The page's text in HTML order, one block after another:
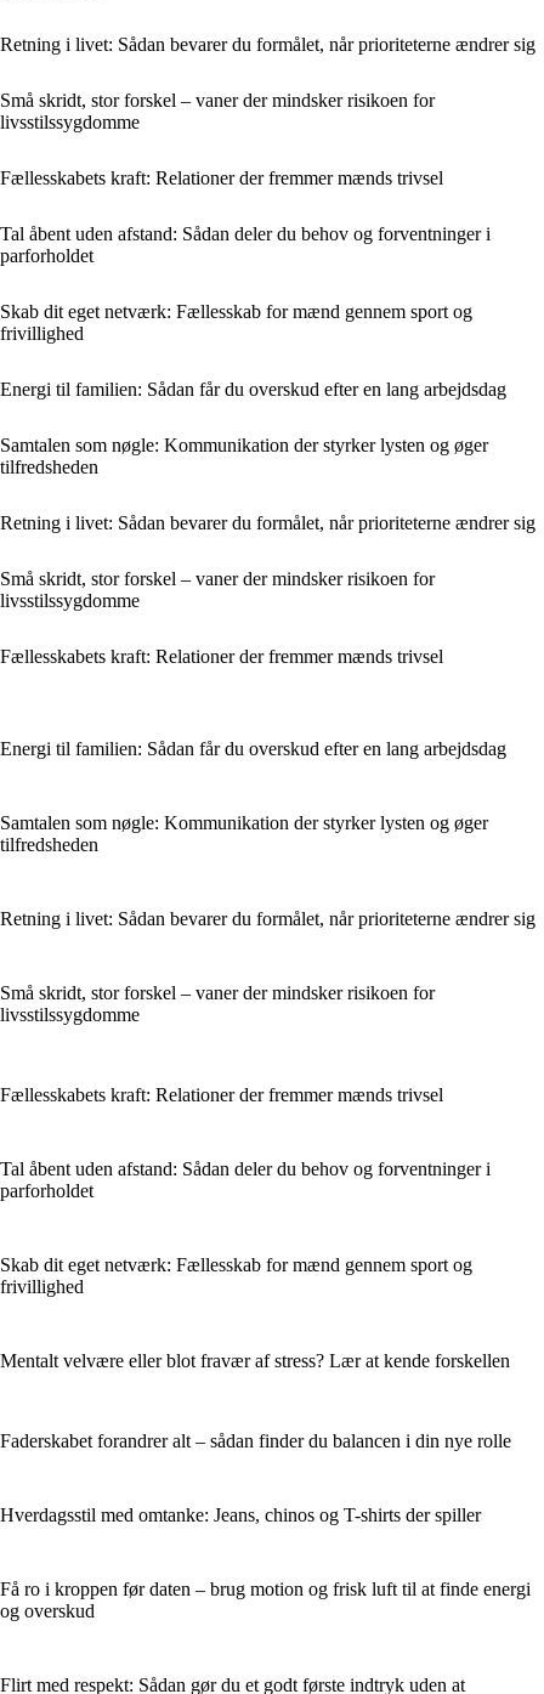
Retning i livet: Sådan bevarer du formålet, når prioriteterne ændrer sig
Små skridt, stor forskel – vaner der mindsker risikoen for
livsstilssygdomme
Fællesskabets kraft: Relationer der fremmer mænds trivsel
Tal åbent uden afstand: Sådan deler du behov og forventninger i
parforholdet
Skab dit eget netværk: Fællesskab for mænd gennem sport og
frivillighed
Energi til familien: Sådan får du overskud efter en lang arbejdsdag
Samtalen som nøgle: Kommunikation der styrker lysten og øger
tilfredsheden
Retning i livet: Sådan bevarer du formålet, når prioriteterne ændrer sig
Små skridt, stor forskel – vaner der mindsker risikoen for
livsstilssygdomme
Fællesskabets kraft: Relationer der fremmer mænds trivsel
Energi til familien: Sådan får du overskud efter en lang arbejdsdag
Samtalen som nøgle: Kommunikation der styrker lysten og øger
tilfredsheden
Retning i livet: Sådan bevarer du formålet, når prioriteterne ændrer sig
Små skridt, stor forskel – vaner der mindsker risikoen for
livsstilssygdomme
Fællesskabets kraft: Relationer der fremmer mænds trivsel
Tal åbent uden afstand: Sådan deler du behov og forventninger i
parforholdet
Skab dit eget netværk: Fællesskab for mænd gennem sport og
frivillighed
Mentalt velvære eller blot fravær af stress? Lær at kende forskellen
Faderskabet forandrer alt – sådan finder du balancen i din nye rolle
Hverdagsstil med omtanke: Jeans, chinos og T-shirts der spiller
Få ro i kroppen før daten – brug motion og frisk luft til at finde energi
og overskud
Flirt med respekt: Sådan gør du et godt første indtryk uden at